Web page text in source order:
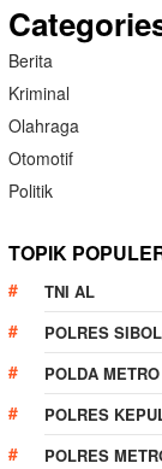
Berita
Kriminal
Olahraga
Otomotif
Politik
TOPIK
TNI AL
POLRES
POLDA
POLRES
POLRES